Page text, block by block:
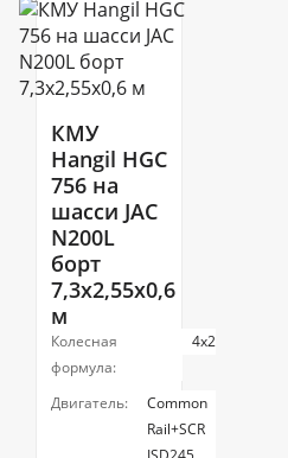
КМУ
Hangil HGC
756 на
шасси JAC
N200L
борт
7,3х2,55х0,6
м
Колесная
формула:
4х2
Двигатель:
Common
Rail+SCR